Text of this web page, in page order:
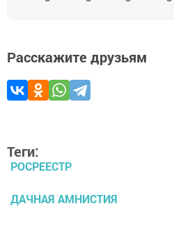
Расскажите друзьям
Теги:
РОСРЕЕСТР
ДАЧНАЯ АМНИСТИЯ